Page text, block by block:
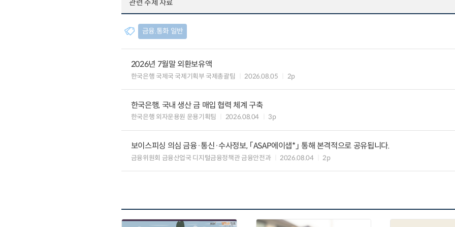
관련 주제 자료
금융.통화 일반
2026년 7월말 외환보유액
한국은행 국제국 국제기획부 국제총괄팀 2026.08.05 2p
한국은행, 국내 생산 금 매입 협력 체계 구축
한국은행 외자운용원 운용기획팀 2026.08.04 3p
보이스피싱 의심 금융·통신·수사정보, 「ASAP에이샙*」 통해 본격적으로 공유됩니다.
금융위원회 금융산업국 디지털금융정책관 금융안전과 2026.08.04 2p